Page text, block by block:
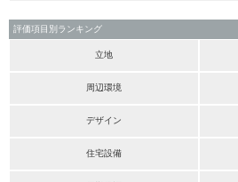
評価項目別ランキング
立地
周辺環境
デザイン
住宅設備